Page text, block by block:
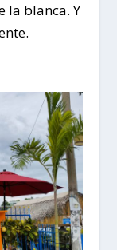
la blanca. Y